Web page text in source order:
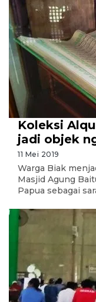
Koleksi
jadi objek
11 Mei 2019
Warga Biak
Masjid Agung
Papua sebagai